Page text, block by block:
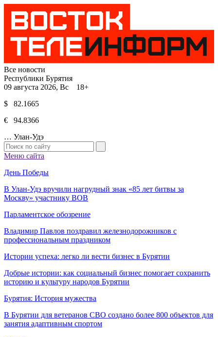
Все новости
Республики Бурятия
09 августа 2026, Вс 18+
$ 82.1665
€ 94.8366
… Улан-Удэ
Меню сайта
День Победы
В Улан-Удэ вручили нагрудный знак «85 лет битвы за
Москву» участнику ВОВ
Парламентское обозрение
Владимир Павлов поздравил железнодорожников с
профессиональным праздником
Истории успеха: легко ли вести бизнес в Бурятии
Добрые истории: как социальный бизнес помогает сохранить
историю и культуру народов Бурятии
Бурятия: История мужества
В Бурятии для ветеранов СВО создано более 800 объектов для
занятия адаптивным спортом